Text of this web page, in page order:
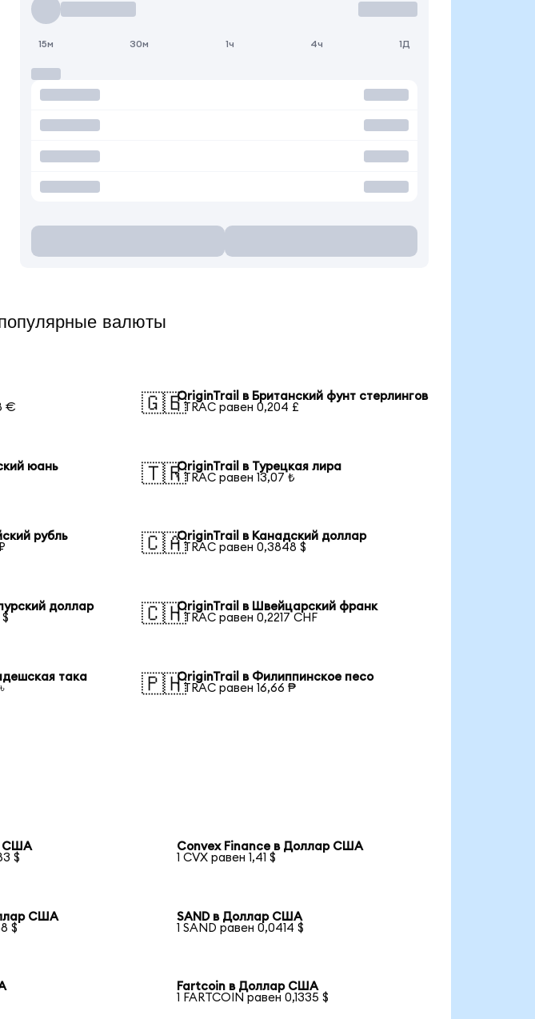
15м 30м 1ч 4ч 1Д
валюты
€
🇬🇧OriginTrail в Британский фунт стерлингов
1 TRAC равен 0,204 £
юань
🇹🇷OriginTrail в Турецкая лира
1 TRAC равен 13,07 ₺
рубль
🇨🇦OriginTrail в Канадский доллар
1 TRAC равен 0,3848 $
доллар
🇨🇭OriginTrail в Швейцарский франк
1 TRAC равен 0,2217 CHF
така
🇵🇭OriginTrail в Филиппинское песо
1 TRAC равен 16,66 ₱
США
$
Convex Finance в Доллар США
1 CVX равен 1,41 $
США
$
SAND в Доллар США
1 SAND равен 0,0414 $
Fartcoin в Доллар США
1 FARTCOIN равен 0,1335 $